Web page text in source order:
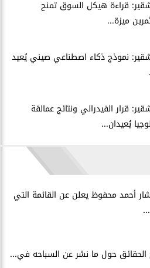
قراءة هيكل السوق تمنح
ميزة...
نموذج ذكاء اصطناعي صيني يُعيد
قرار الفيدرالي ونتائج عمالقة
يُعيدان...
أحمد محفوظ يعلن عن القائمة التي
حول ما نشر عن السباحه في...